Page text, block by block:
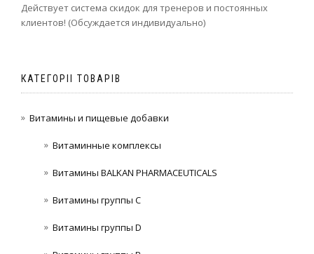
Действует система скидок для тренеров и постоянных
клиентов! (Обсуждается индивидуально)
КАТЕГОРІІ ТОВАРІВ
Витамины и пищевые добавки
Витаминные комплексы
Витамины BALKAN PHARMACEUTICALS
Витамины группы C
Витамины группы D